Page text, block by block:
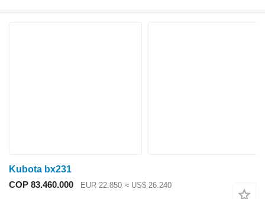
Kubota bx231
COP 83.460.000
EUR 22.850 ≈ US$ 26.240